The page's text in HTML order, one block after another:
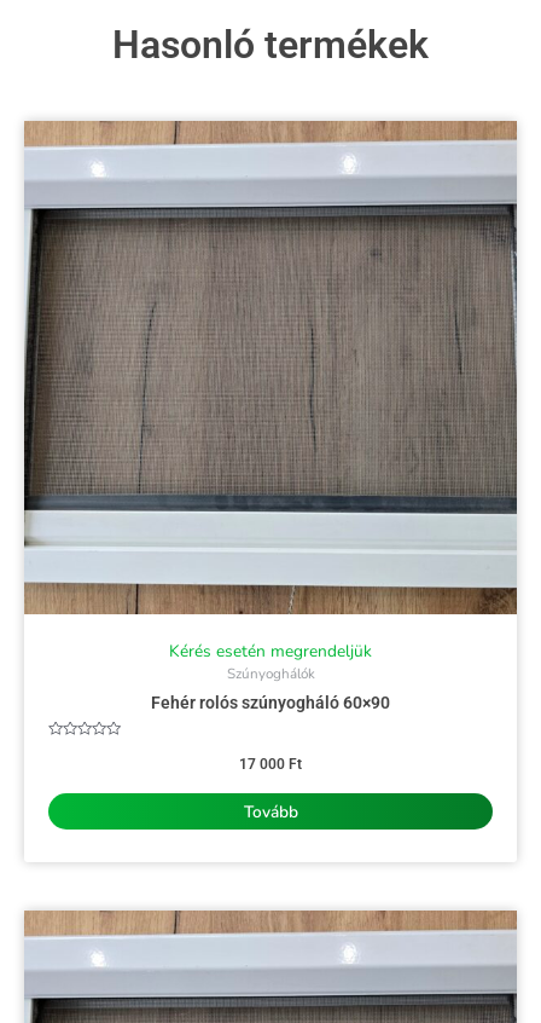
Hasonló termékek
Kérés esetén megrendeljük
Szúnyoghálók
Fehér rolós szúnyogháló 60×90
17 000 Ft
Tovább